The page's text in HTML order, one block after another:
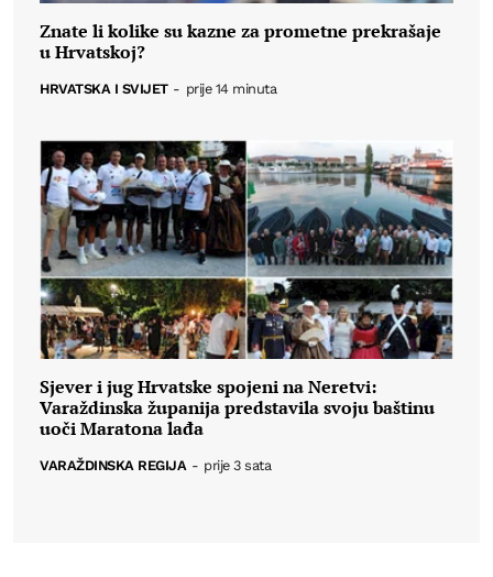
Znate li kolike su kazne za prometne prekrašaje
u Hrvatskoj?
HRVATSKA I SVIJET - prije 14 minuta
Sjever i jug Hrvatske spojeni na Neretvi:
Varaždinska županija predstavila svoju baštinu
uoči Maratona lađa
VARAŽDINSKA REGIJA - prije 3 sata